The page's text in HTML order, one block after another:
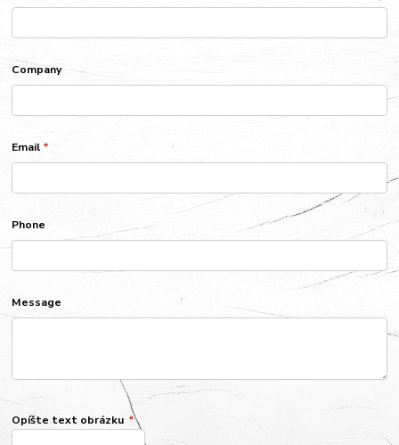
Company
Email *
Phone
Message
Opíšte text obrázku *